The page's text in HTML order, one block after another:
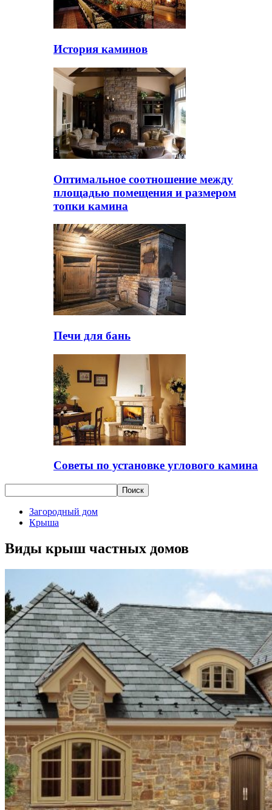
История каминов
Оптимальное соотношение между
площадью помещения и размером
топки камина
Печи для бань
Советы по установке углового камина
Загородный дом
Крыша
Виды крыш частных домов